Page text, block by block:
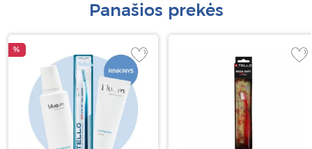
Panašios prekės
%